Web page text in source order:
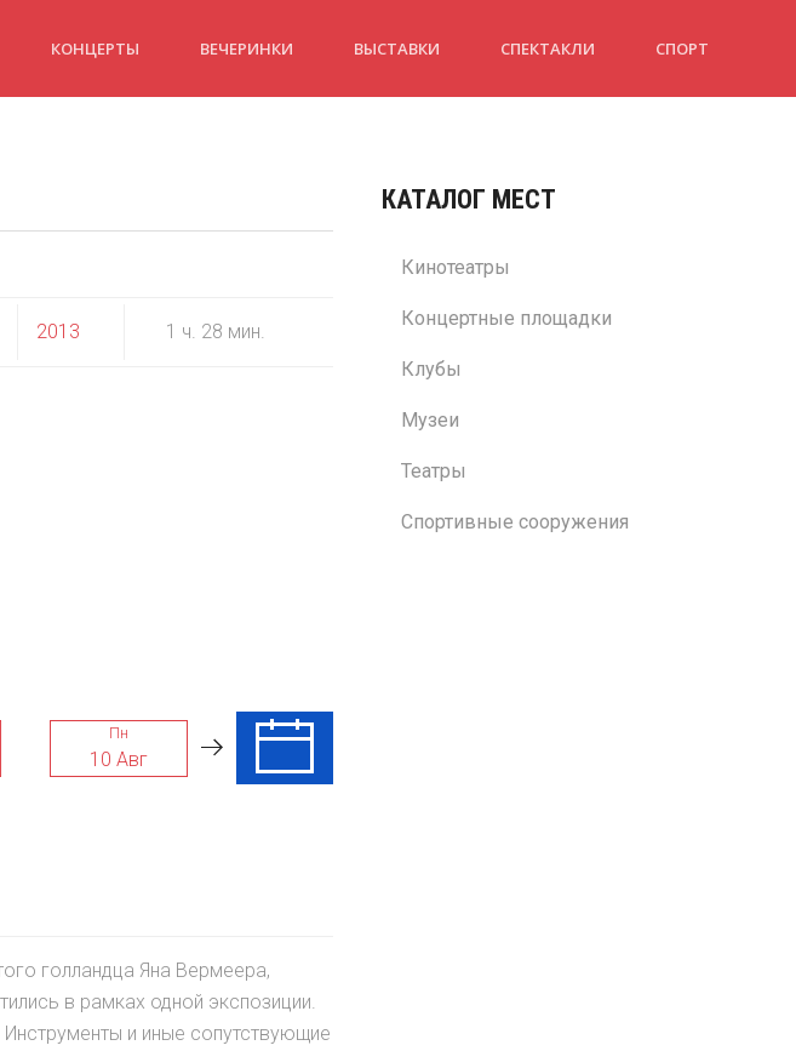
КОНЦЕРТЫ ВЕЧЕРИНКИ ВЫСТАВКИ СПЕКТАКЛИ СПОРТ
2013 1 ч. 28 мин.
Пн
10 Авг
Вт
голландца Яна Вермеера,
в рамках одной экспозиции.
и иные сопутствующие
КАТАЛОГ МЕСТ
Кинотеатры
Концертные площадки
Клубы
Музеи
Театры
Спортивные сооружения